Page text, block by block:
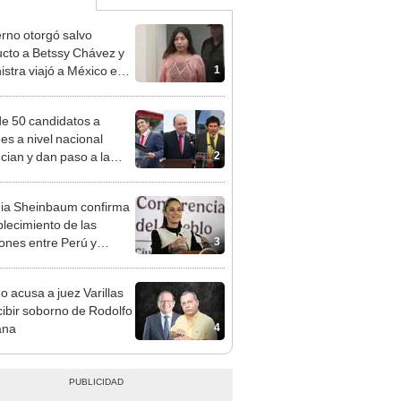
1
otorgó salvo
a Betssy Chávez y
viajó a México en
2
50 candidatos a
a nivel nacional
y dan paso a la
3
Sheinbaum confirma
de las
entre Perú y
4
acusa a juez Varillas
soborno de Rodolfo